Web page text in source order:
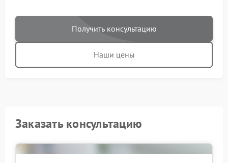
Получить консультацию
Наши цены
Заказать консультацию